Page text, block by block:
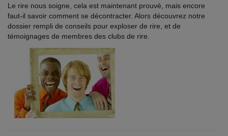
Le rire nous soigne, cela est maintenant prouvé, mais encore
faut-il savoir comment se décontracter. Alors découvrez notre
dossier rempli de conseils pour exploser de rire, et de
témoignages de membres des clubs de rire.